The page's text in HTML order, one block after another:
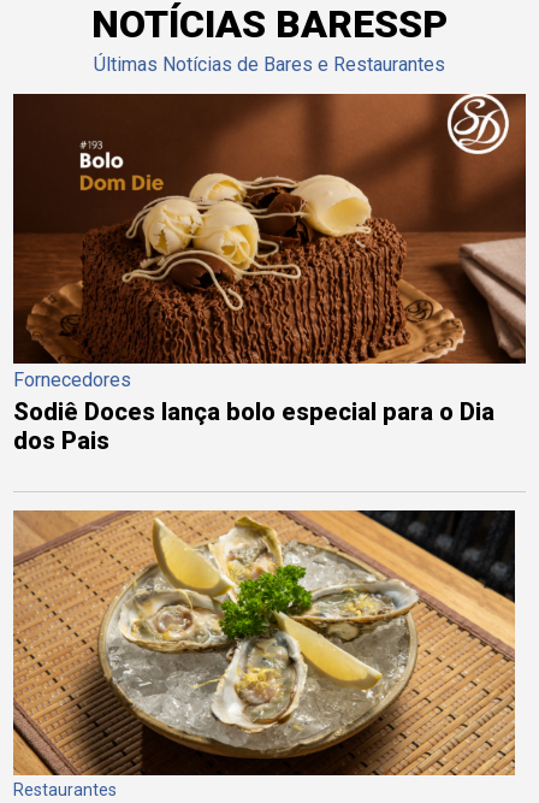
NOTÍCIAS BARESSP
Últimas Notícias de Bares e Restaurantes
Fornecedores
Sodiê Doces lança bolo especial para o Dia
dos Pais
Restaurantes